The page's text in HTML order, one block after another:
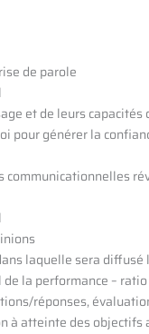
de parole
et de leurs capacités
pour générer la
communicationnelles
laquelle sera diffusé
la performance –
réponses,
à atteinte des